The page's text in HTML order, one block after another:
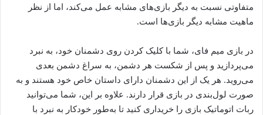
متفاوتی نسبت به دیگر بازی‌های مشابه عمل می‌کند، اما از نظر
ماهیت مشابه دیگر بازی‌ها است.
در بازی میم فای، شما با کلیک کردن روی دشمنان خود، به نبرد
می‌پردازید و پس از شکست هر دشمن، به سراغ دشمن بعدی
می‌روید. هر یک از این دشمنان دارای داستان خاص خود هستند و به
صورت لول‌بندی در بازی قرار دارند. علاوه بر این، شما می‌توانید
ربات اتوماتیک بازی را خریداری کنید تا به‌طور خودکار به نبرد با